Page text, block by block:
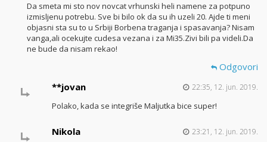
Da smeta mi sto nov novcat vrhunski heli namene za potpuno
izmisljenu potrebu. Sve bi bilo ok da su ih uzeli 20. Ajde ti meni
objasni sta su to u Srbiji Borbena traganja i spasavanja? Nisam
vanga,ali ocekujte cudesa vezana i za Mi35.Zivi bili pa videli.Da
ne bude da nisam rekao!
Odgovori
**jovan
22:35, 12. jun. 2019.
Polako, kada se integriše Maljutka bice super!
Nikola 23:21, 12. jun. 2019.